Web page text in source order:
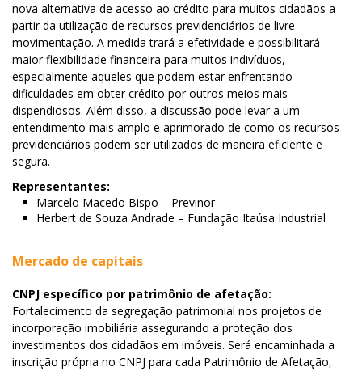
nova alternativa de acesso ao crédito para muitos cidadãos a
partir da utilização de recursos previdenciários de livre
movimentação. A medida trará a efetividade e possibilitará
maior flexibilidade financeira para muitos indivíduos,
especialmente aqueles que podem estar enfrentando
dificuldades em obter crédito por outros meios mais
dispendiosos. Além disso, a discussão pode levar a um
entendimento mais amplo e aprimorado de como os recursos
previdenciários podem ser utilizados de maneira eficiente e
segura.
Representantes:
Marcelo Macedo Bispo – Previnor
Herbert de Souza Andrade – Fundação Itaúsa Industrial
Mercado de capitais
CNPJ específico por patrimônio de afetação:
Fortalecimento da segregação patrimonial nos projetos de
incorporação imobiliária assegurando a proteção dos
investimentos dos cidadãos em imóveis. Será encaminhada a
inscrição própria no CNPJ para cada Patrimônio de Afetação,